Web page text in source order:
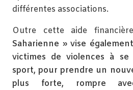
différentes associations.
Outre cette aide
Saharienne » vise
victimes de violences à
sport, pour prendre un
plus forte, rompre